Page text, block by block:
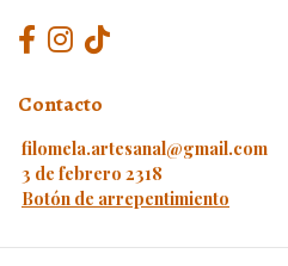
Contacto
filomela.artesanal@gmail.com
3 de febrero 2318
Botón de arrepentimiento